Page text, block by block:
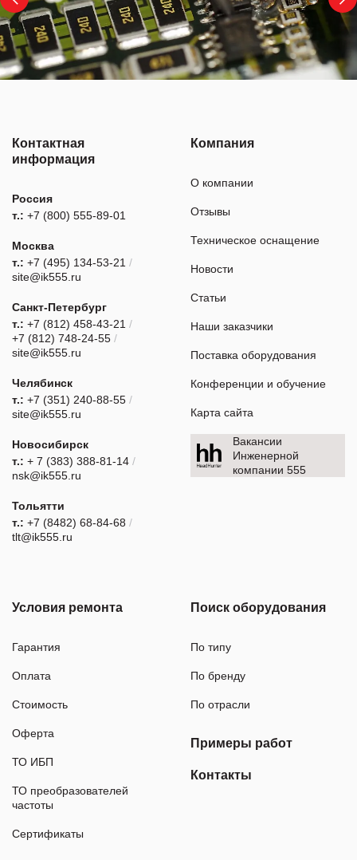
Контактная
информация
Россия
т.: +7 (800) 555-89-01
Москва
т.: +7 (495) 134-53-21 /
site@ik555.ru
Санкт-Петербург
т.: +7 (812) 458-43-21 /
+7 (812) 748-24-55 /
site@ik555.ru
Челябинск
т.: +7 (351) 240-88-55 /
site@ik555.ru
Новосибирск
т.: + 7 (383) 388-81-14 /
nsk@ik555.ru
Тольятти
т.: +7 (8482) 68-84-68 /
tlt@ik555.ru
Компания
О компании
Отзывы
Техническое оснащение
Новости
Статьи
Наши заказчики
Поставка оборудования
Конференции и обучение
Карта сайта
Вакансии
Инженерной
компании 555
Условия ремонта
Гарантия
Оплата
Стоимость
Оферта
ТО ИБП
ТО преобразователей
частоты
Сертификаты
Поиск оборудования
По типу
По бренду
По отрасли
Примеры работ
Контакты